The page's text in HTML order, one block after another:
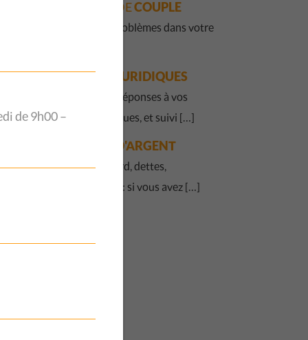
QUESTIONS DECOUPLE
Vous avez des problèmes dans votre
QUESTIONS JURIDIQUES
Accueil, écoute, réponses à vos
questions juridiques, et suivi […]
D'ARGENT
Factures en retard, dettes,
surendettement : si vous avez […]
de 9h00 –